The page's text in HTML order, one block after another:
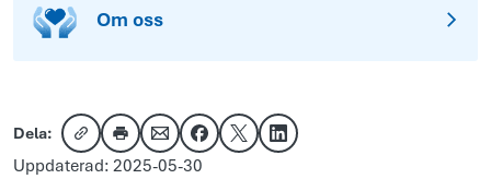
Om oss
Dela:
Kopiera länk
Skriv utDela via e-post
Dela på Facebook
Dela på XDela på LinkedIn
Uppdaterad: 2025-05-30